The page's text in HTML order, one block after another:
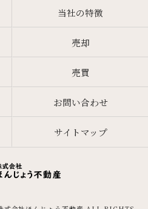
当社の特徴
売却
売買
お問い合わせ
サイトマップ